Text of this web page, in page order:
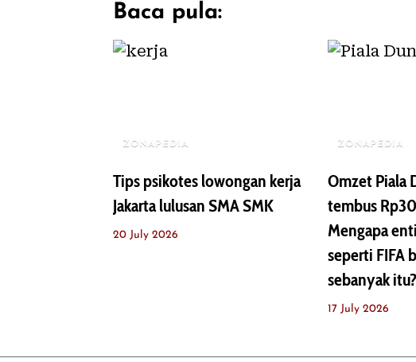
Baca pula:
ZONAPEDIA
Tips psikotes lowongan kerja
Jakarta lulusan SMA SMK
20 July 2026
ZONAPEDIA
Omzet Piala
tembus
Mengapa
seperti FIFA
sebanyak itu?
17 July 2026